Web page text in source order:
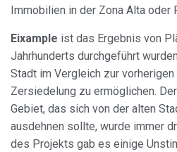
Immobilien in der Zona Alta oder
Eixample ist das Ergebnis von
Jahrhunderts durchgeführt
Stadt im Vergleich zur
Zersiedelung zu ermöglichen.
Gebiet, das sich von der alten
ausdehnen sollte, wurde immer
des Projekts gab es einige